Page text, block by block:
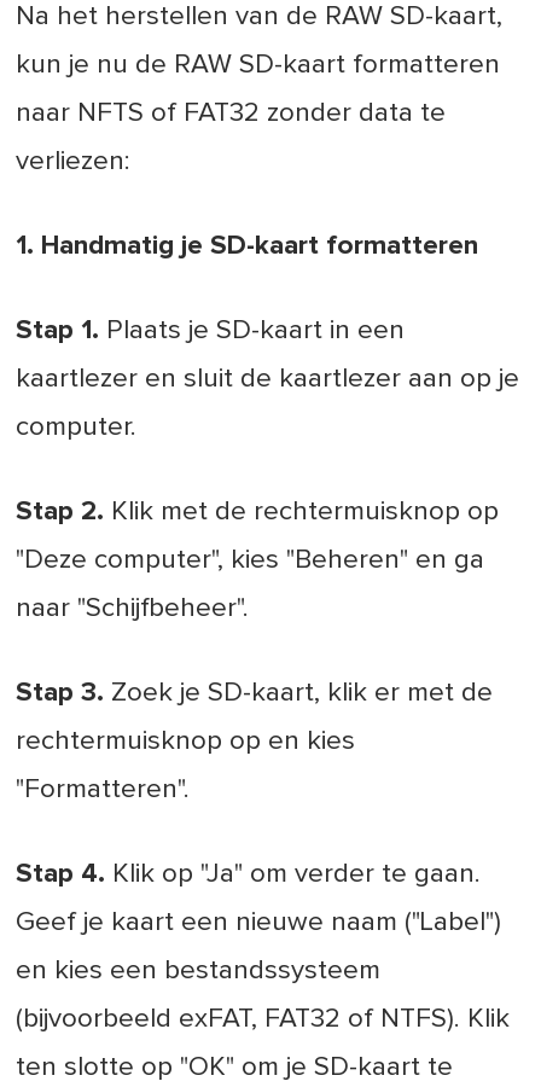
Na het herstellen van de RAW SD-kaart,
kun je nu de RAW SD-kaart formatteren
naar NFTS of FAT32 zonder data te
verliezen:
1. Handmatig je SD-kaart formatteren
Stap 1. Plaats je SD-kaart in een
kaartlezer en sluit de kaartlezer aan op je
computer.
Stap 2. Klik met de rechtermuisknop op
"Deze computer", kies "Beheren" en ga
naar "Schijfbeheer".
Stap 3. Zoek je SD-kaart, klik er met de
rechtermuisknop op en kies
"Formatteren".
Stap 4. Klik op "Ja" om verder te gaan.
Geef je kaart een nieuwe naam ("Label")
en kies een bestandssysteem
(bijvoorbeeld exFAT, FAT32 of NTFS). Klik
ten slotte op "OK" om je SD-kaart te